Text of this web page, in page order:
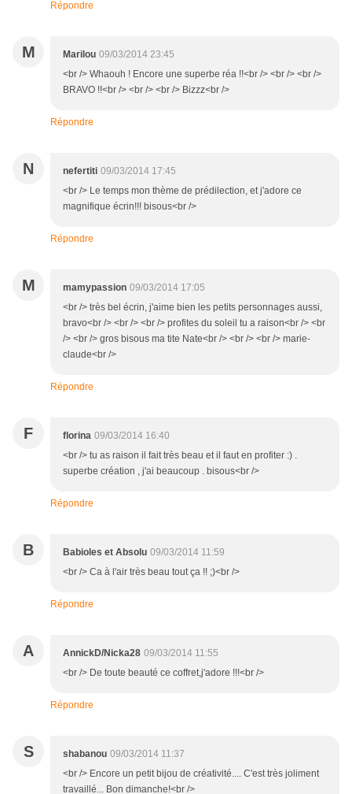
Répondre
M Marilou 09/03/2014 23:45
<br /> Whaouh ! Encore une superbe réa !!<br /> <br /> <br />
BRAVO !!<br /> <br /> <br /> Bizzz<br />
Répondre
N nefertiti 09/03/2014 17:45
<br /> Le temps mon thème de prédilection, et j'adore ce
magnifique écrin!!! bisous<br />
Répondre
M mamypassion 09/03/2014 17:05
<br /> très bel écrin, j'aime bien les petits personnages aussi,
bravo<br /> <br /> <br /> profites du soleil tu a raison<br /> <br
/> <br /> gros bisous ma tite Nate<br /> <br /> <br /> marie-
claude<br />
Répondre
F florina 09/03/2014 16:40
<br /> tu as raison il fait très beau et il faut en profiter :) .
superbe création , j'ai beaucoup . bisous<br />
Répondre
B Babioles et Absolu 09/03/2014 11:59
<br /> Ca à l'air très beau tout ça !! ;)<br />
Répondre
A AnnickD/Nicka28 09/03/2014 11:55
<br /> De toute beauté ce coffret,j'adore !!!<br />
Répondre
S shabanou 09/03/2014 11:37
<br /> Encore un petit bijou de créativité.... C'est très joliment
travaillé... Bon dimanche!<br />